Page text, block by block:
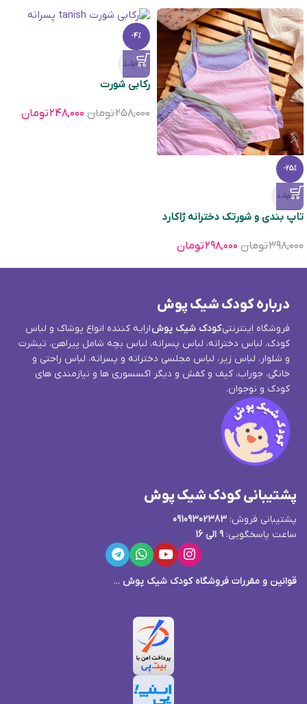
-25%
تمام‌شد
تاپ بندی و شورتک دخترانه ژاکارد
۳۹۸,۰۰۰تومان ۲۹۸,۰۰۰تومان
-4%
تمام‌شد
ركابی شورت
۲۵۸,۰۰۰تومان ۲۴۸,۰۰۰تومان
درباره کودک شیک پوش
فروشگاه اینترنتیکودک شیک پوشارایه کننده انواع پوشاک و لباس
کودک، لباس دخترانه، لباس پسرانه، لباس بچه شامل پیراهن، تیشرت
و شلوار، لباس زیر، لباس مجلسی دخترانه و پسرانه، لباس راحتی و
خانگی، جوراب، کیف و کفش و دیگر اکسسوری ها و نیازمندی های
کودک و نوجوان.
پشتیبانی کودک شیک پوش
پشتیبانی فروش: 09109302383
ساعت پاسخگویی: 9 الی 16
قوانین و مقررات فروشگاه کودک شیک پوش ...